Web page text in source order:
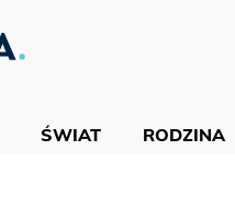
ŚWIAT RODZINA